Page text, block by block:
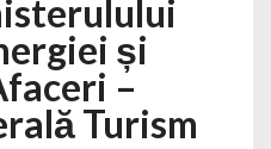
și
–
Turism